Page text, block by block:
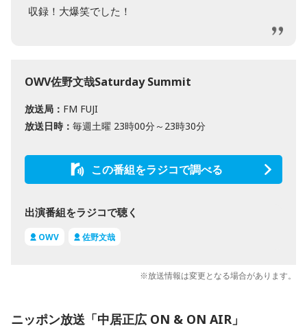
収録！大爆笑でした！
OWV佐野文哉Saturday Summit
放送局： FM FUJI
放送日時： 毎週土曜 23時00分～23時30分
この番組をラジコで調べる
出演番組をラジコで聴く
OWV 佐野文哉
※放送情報は変更となる場合があります。
ニッポン放送「中居正広 ON & ON AIR」